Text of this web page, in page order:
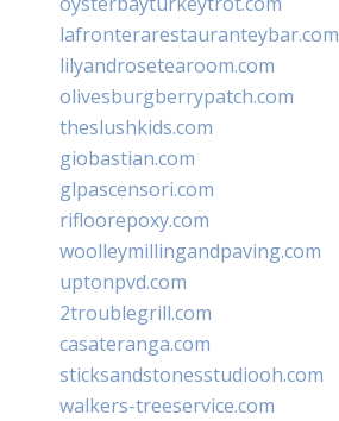
lafronterarestauranteybar.com
lilyandrosetearoom.com
olivesburgberrypatch.com
theslushkids.com
giobastian.com
glpascensori.com
rifloorepoxy.com
woolleymillingandpaving.com
uptonpvd.com
2troublegrill.com
casateranga.com
sticksandstonesstudiooh.com
walkers-treeservice.com